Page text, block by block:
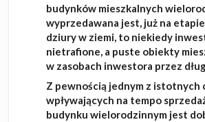
Budynki biurowe
Realizacje
Referencje
budynków mieszkalnych
wyprzedawana jest, już na
dziury w ziemi, to niekiedy
nietrafione, a puste obiekty
w zasobach inwestora przez
Z pewnością jednym z istotnych
wpływających na tempo
budynku wielorodzinnym jest